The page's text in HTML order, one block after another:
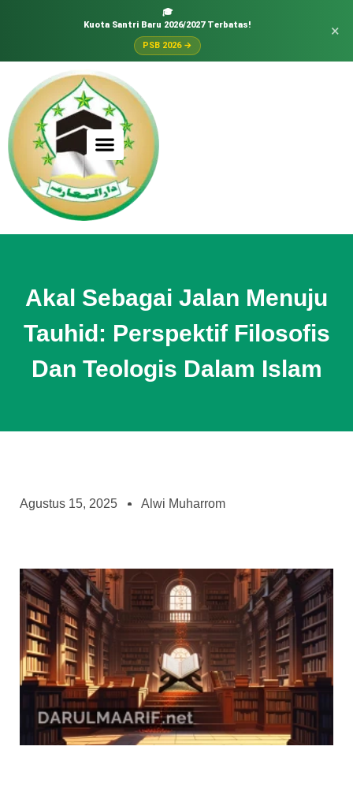
🎓
Kuota Santri Baru 2026/2027 Terbatas!
PSB 2026 →
×
Akal Sebagai Jalan Menuju
Tauhid: Perspektif Filosofis
Dan Teologis Dalam Islam
Agustus 15, 2025 Alwi Muharrom